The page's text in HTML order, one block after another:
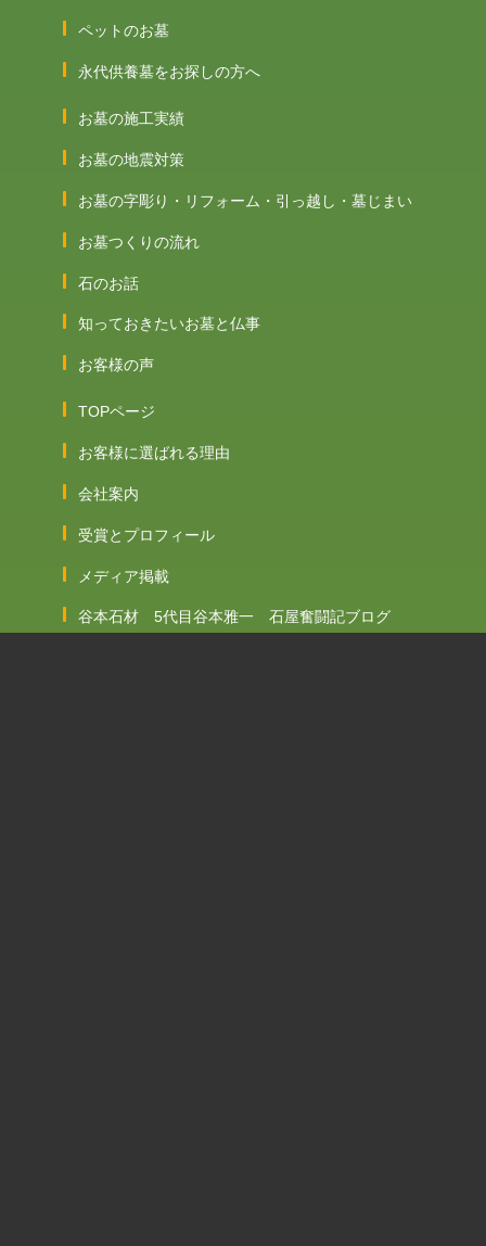
TOPページ
お客様に選ばれる理由
会社案内
受賞とプロフィール
メディア掲載
谷本石材 5代目谷本雅一 石屋奮闘記ブログ
ペットのお墓
永代供養墓をお探しの方へ
お墓の施工実績
お墓の地震対策
お墓の字彫り・リフォーム・引っ越し・墓じまい
お墓つくりの流れ
石のお話
知っておきたいお墓と仏事
お客様の声